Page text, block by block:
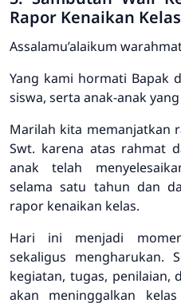
Rapor Kenaikan Kelas
Assalamu’alaikum
Yang kami hormati Bapak
siswa, serta anak-anak
Marilah kita memanjatkan
Swt. karena atas rahmat
anak telah
selama satu tahun dan
rapor kenaikan kelas.
Hari ini menjadi
sekaligus mengharukan.
kegiatan, tugas, penilaian,
akan meninggalkan